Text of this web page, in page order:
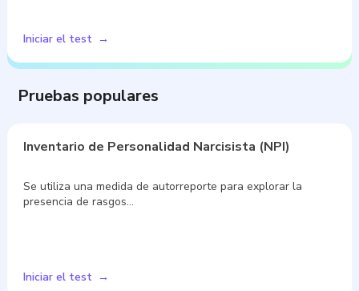
Iniciar el test
Pruebas populares
Inventario de Personalidad Narcisista (NPI)
Se utiliza una medida de autorreporte para explorar la
presencia de rasgos…
Iniciar el test